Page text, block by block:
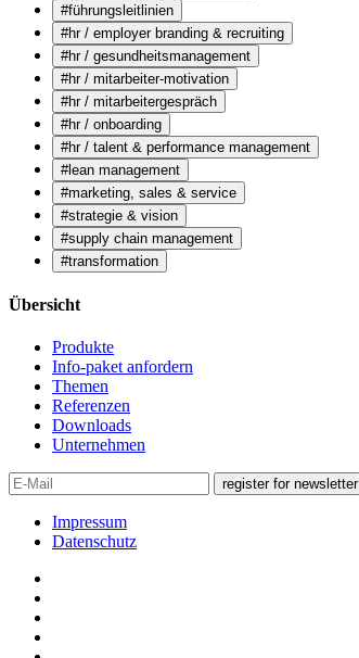
#führungsleitlinien
#hr / employer branding & recruiting
#hr / gesundheitsmanagement
#hr / mitarbeiter-motivation
#hr / mitarbeitergespräch
#hr / onboarding
#hr / talent & performance management
#lean management
#marketing, sales & service
#strategie & vision
#supply chain management
#transformation
Übersicht
Produkte
Info-paket anfordern
Themen
Referenzen
Downloads
Unternehmen
register for newsletter
Impressum
Datenschutz